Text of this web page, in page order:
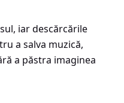
iar descărcările
a salva muzică,
a păstra imaginea